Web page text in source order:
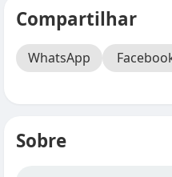
Compartilhar
WhatsApp
Sobre